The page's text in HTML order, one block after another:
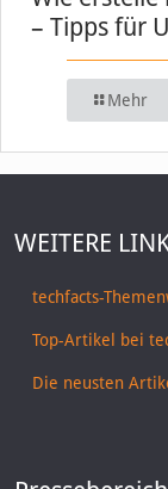
– Tipps für
Mehr
WEITERE
techfacts-
Top-Artikel bei
Die neusten